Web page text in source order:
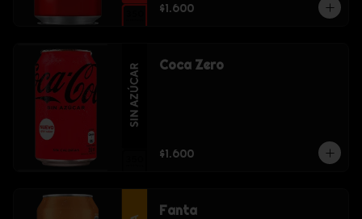
$1.600
Coca Zero
$1.600
Fanta